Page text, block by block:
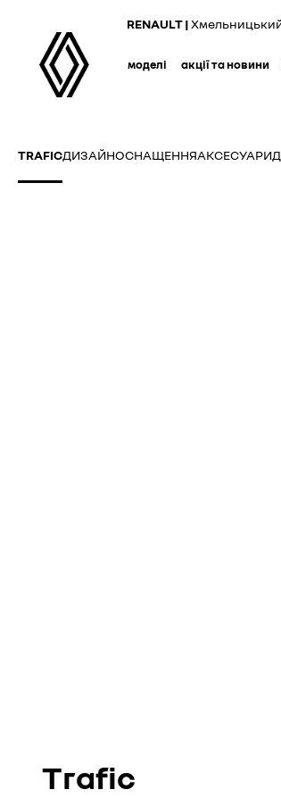
content
RENAULT |
моделі акції та новини
TRAFICДИЗАЙНОСНАЩЕННЯАКСЕСУАРИ
Trafic